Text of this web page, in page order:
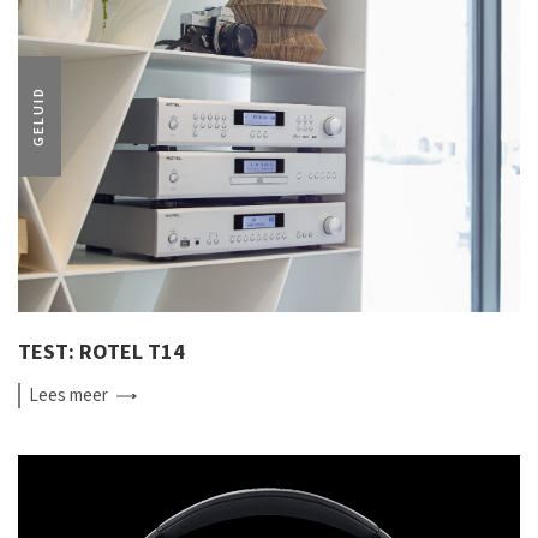
GELUID
TEST: ROTEL T14
Leesmeer